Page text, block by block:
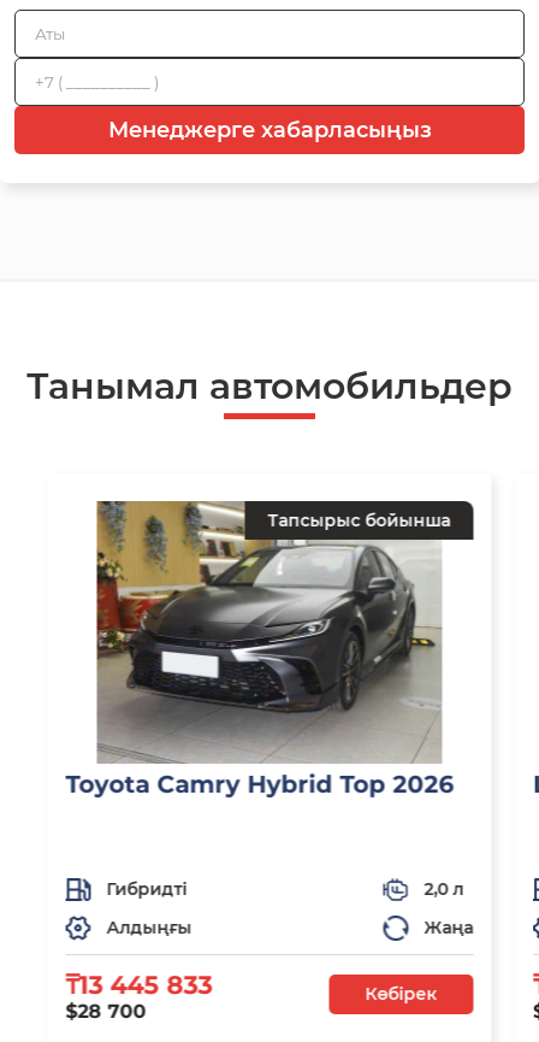
Менеджерге хабарласыңыз
Танымал автомобильдер
Тапсырыс бойынша
Toyota Camry Hybrid Top 2026
Гибридті
2,0 л
Алдыңғы
Жаңа
₸13 445 833
$28 700
Көбірек